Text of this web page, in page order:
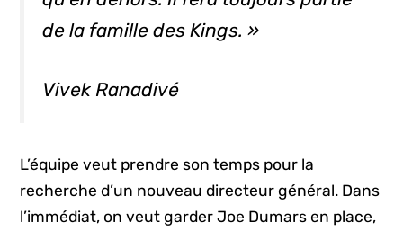
de la famille des Kings. »
Vivek Ranadivé
L’équipe veut prendre son temps pour la
recherche d’un nouveau directeur général. Dans
l’immédiat, on veut garder Joe Dumars en place,